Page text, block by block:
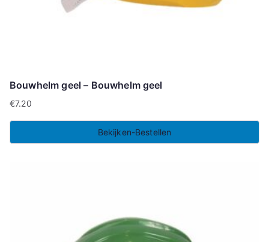
Bouwhelm geel – Bouwhelm geel
€7.20
Bekijken-Bestellen